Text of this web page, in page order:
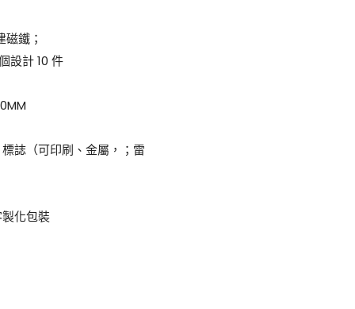
鐵；
設計 10 件
誌（可印刷、金屬，；雷
化包裝